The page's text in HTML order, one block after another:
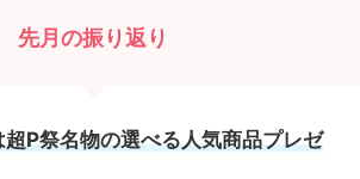
先月の振り返り
P祭名物の選べる人気商品プレゼ